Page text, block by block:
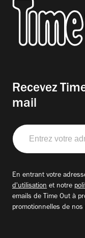
Recevez
mail
Entrez
votre
adresse
En entrant votre
d'utilisation et notre
emails de Time Out à
promotionnelles de nos